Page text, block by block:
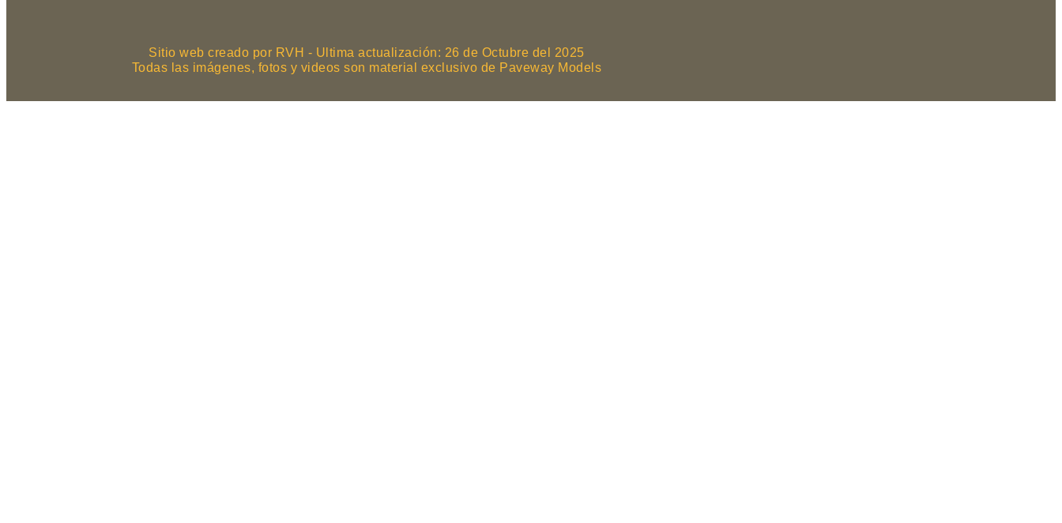
Sitio web creado por RVH - Ultima actualización: 26 de Octubre del 2025
Todas las imágenes, fotos y videos son material exclusivo de Paveway Models